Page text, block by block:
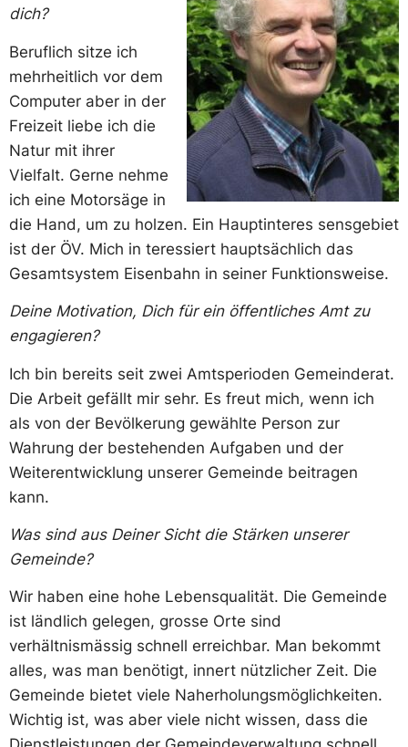
dich?
Beruflich sitze ich
mehrheitlich vor dem
Computer aber in der
Freizeit liebe ich die
Natur mit ihrer
Vielfalt. Gerne nehme
ich eine Motorsäge in
die Hand, um zu holzen. Ein Hauptinteres sensgebiet
ist der ÖV. Mich in teressiert hauptsächlich das
Gesamtsystem Eisenbahn in seiner Funktionsweise.
Deine Motivation, Dich für ein öffentliches Amt zu
engagieren?
Ich bin bereits seit zwei Amtsperioden Gemeinderat.
Die Arbeit gefällt mir sehr. Es freut mich, wenn ich
als von der Bevölkerung gewählte Person zur
Wahrung der bestehenden Aufgaben und der
Weiterentwicklung unserer Gemeinde beitragen
kann.
Was sind aus Deiner Sicht die Stärken unserer
Gemeinde?
Wir haben eine hohe Lebensqualität. Die Gemeinde
ist ländlich gelegen, grosse Orte sind
verhältnismässig schnell erreichbar. Man bekommt
alles, was man benötigt, innert nützlicher Zeit. Die
Gemeinde bietet viele Naherholungsmöglichkeiten.
Wichtig ist, was aber viele nicht wissen, dass die